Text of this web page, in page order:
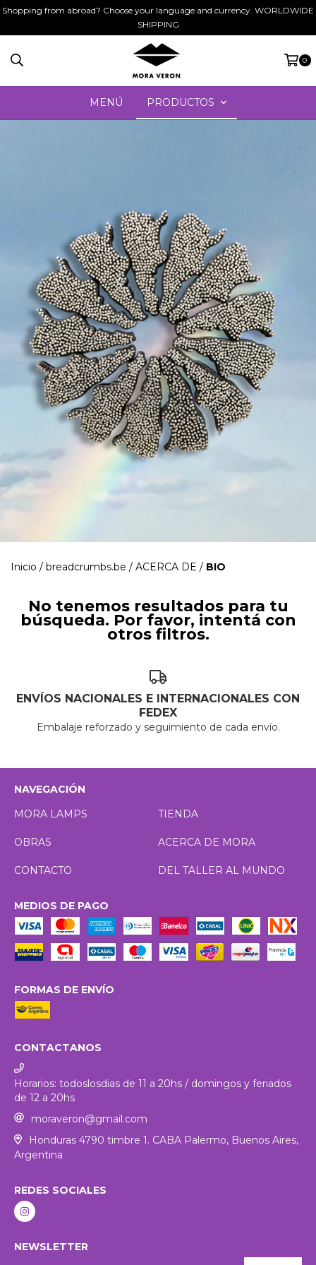
Shopping from abroad? Choose your language and currency. WORLDWIDE
SHIPPING
0
MENÚ PRODUCTOS
Inicio / breadcrumbs.be / ACERCA DE / BIO
No tenemos resultados para tu
búsqueda. Por favor, intentá con
otros filtros.
ENVÍOS NACIONALES E INTERNACIONALES CON
FEDEX
Embalaje reforzado y seguimiento de cada envío.
NAVEGACIÓN
MORA LAMPS
TIENDA
OBRAS ACERCA DE MORA
CONTACTO DEL TALLER AL MUNDO
MEDIOS DE PAGO
FORMAS DE ENVÍO
CONTACTANOS
Horarios: todoslosdias de 11 a 20hs / domingos y feriados
de 12 a 20hs
moraveron@gmail.com
Honduras 4790 timbre 1. CABA Palermo, Buenos Aires,
Argentina
REDES SOCIALES
NEWSLETTER